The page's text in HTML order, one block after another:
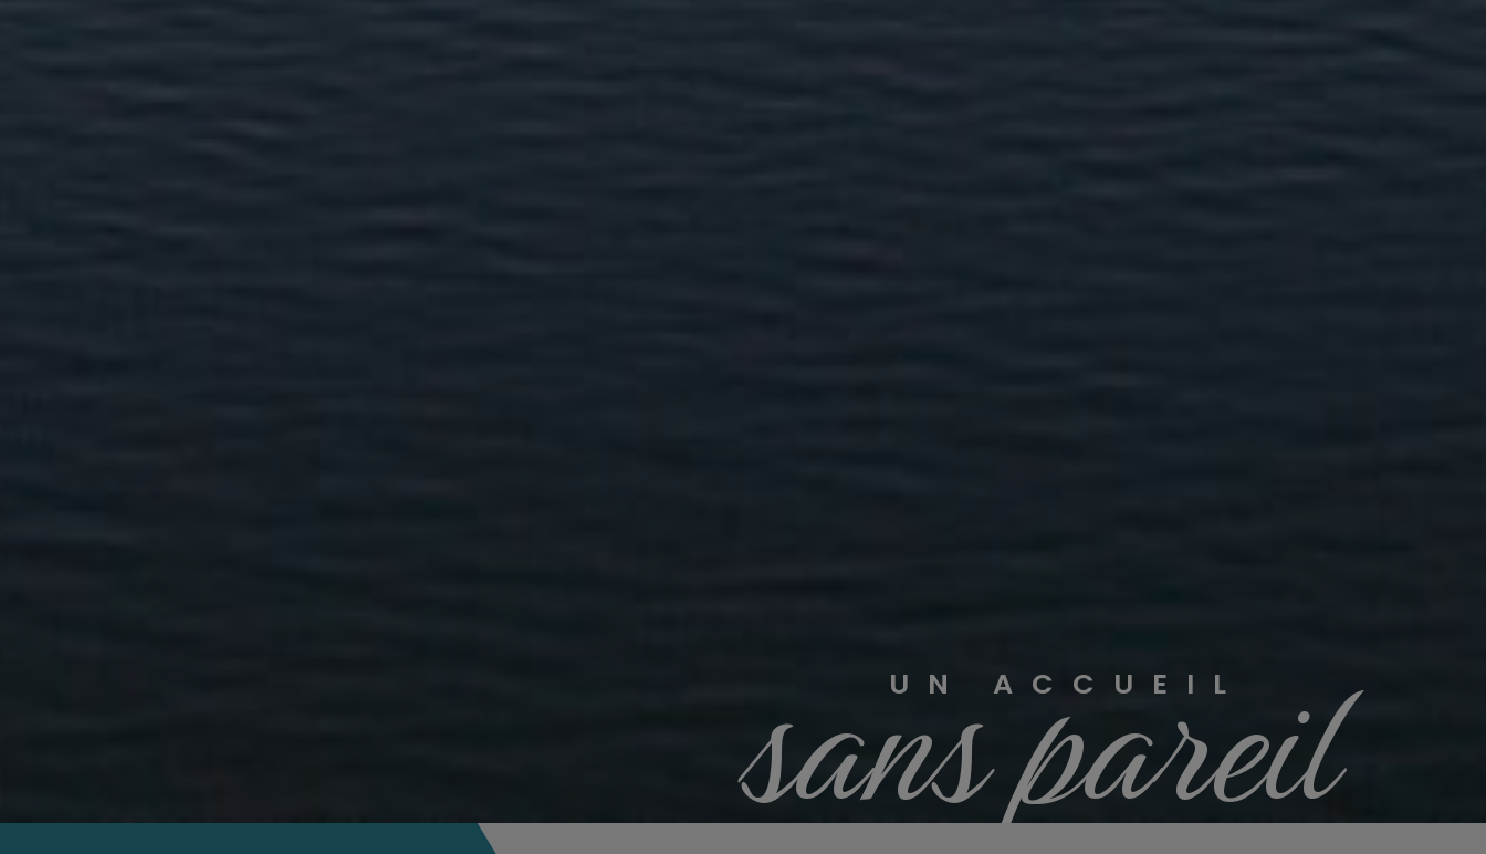
UN ACCUEIL
sans pareil